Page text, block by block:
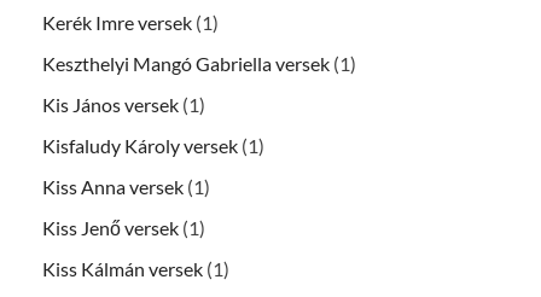
Kerék Imre versek (1)
Keszthelyi Mangó Gabriella versek (1)
Kis János versek (1)
Kisfaludy Károly versek (1)
Kiss Anna versek (1)
Kiss Jenő versek (1)
Kiss Kálmán versek (1)